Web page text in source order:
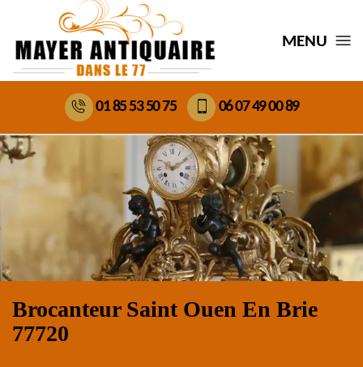
MENU
01 85 53 50 75 06 07 49 00 89
Brocanteur Saint Ouen En Brie
77720